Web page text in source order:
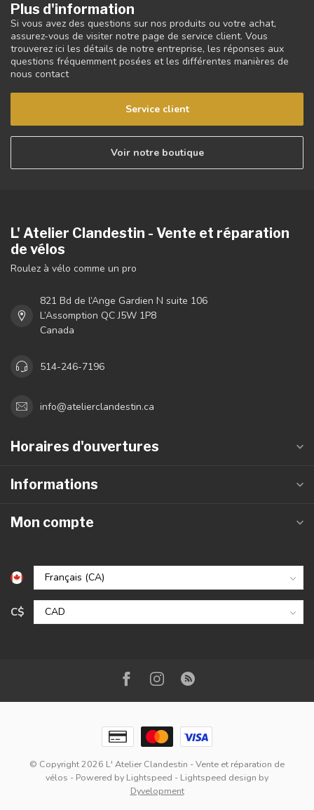
Plus d'information
Si vous avez des questions sur nos produits ou votre achat,
assurez-vous de visiter notre page de service client. Vous
trouverez ici les détails de notre entreprise, les réponses aux
questions fréquemment posées et les différentes manières de
nous contact
Service client
Voir notre boutique
L' Atelier Clandestin - Vente et réparation
de vélos
Roulez à vélo comme un pro
821 Bd de l’Ange Gardien N suite 106
L’Assomption QC J5W 1P8
Canada
514-246-7196
info@atelierclandestin.ca
Horaires d'ouvertures
Informations
Mon compte
C$
© Copyright 2026 L' Atelier Clandestin - Vente et réparation de
vélos - Powered by Lightspeed - Lightspeed design by
Dyvelopment